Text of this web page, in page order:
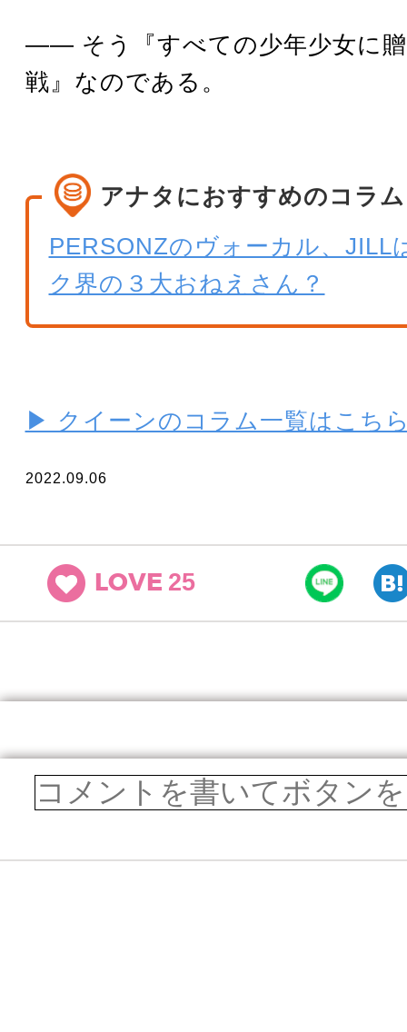
―― そう『すべての少年少女に
戦』なのである。
アナタにおすすめのコラム
PERSONZのヴォーカル、JILL
ク界の３大おねえさん？
▶ クイーンのコラム一覧はこち
2022.09.06
LOVE 25